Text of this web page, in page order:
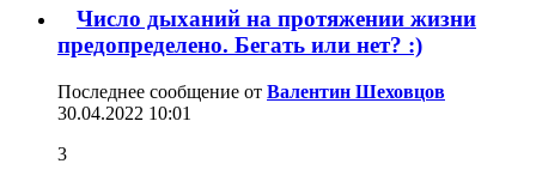
Число дыханий на протяжении жизни
предопределено. Бегать или нет? :)
Последнее сообщение от Валентин Шеховцов
30.04.2022 10:01
3